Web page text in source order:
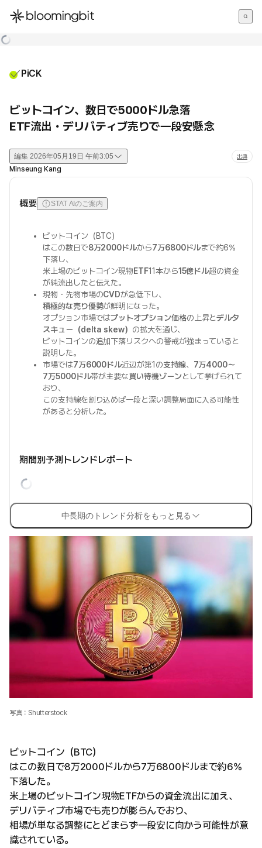
한국어
PiCK
ビットコイン、数日で5000ドル急落
ETF流出・デリバティブ売りで一段安懸念
編集 2026年05月19日 午前3:05 出典
Minseung Kang
概要 STAT AIのご案内
ビットコイン（BTC）
はこの数日で8万2000ドルから7万6800ドルまで約6%
下落し、
米上場のビットコイン現物ETF11本から15億ドル超の資金
が純流出したと伝えた。
現物・先物市場のCVDが急低下し、
積極的な売り優勢が鮮明になった。
オプション市場ではプットオプション価格の上昇とデルタ
スキュー（delta skew） の拡大を通じ、
ビットコインの追加下落リスクへの警戒が強まっていると
説明した。
市場では7万6000ドル近辺が第1の支持線、 7万4000〜
7万5000ドル帯が主要な買い待機ゾーンとして挙げられて
おり、
この支持線を割り込めば一段と深い調整局面に入る可能性
があると分析した。
期間別予測トレンドレポート
中長期のトレンド分析をもっと見る
写真：Shutterstock
ビットコイン（BTC）
はこの数日で8万2000ドルから7万6800ドルまで約6%
下落した。
米上場のビットコイン現物ETFからの資金流出に加え、
デリバティブ市場でも売りが膨らんでおり、
相場が単なる調整にとどまらず一段安に向かう可能性が意
識されている。